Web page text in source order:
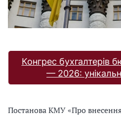
Конгрес бухгалтерів
— 2026:
Постанова КМУ «Про